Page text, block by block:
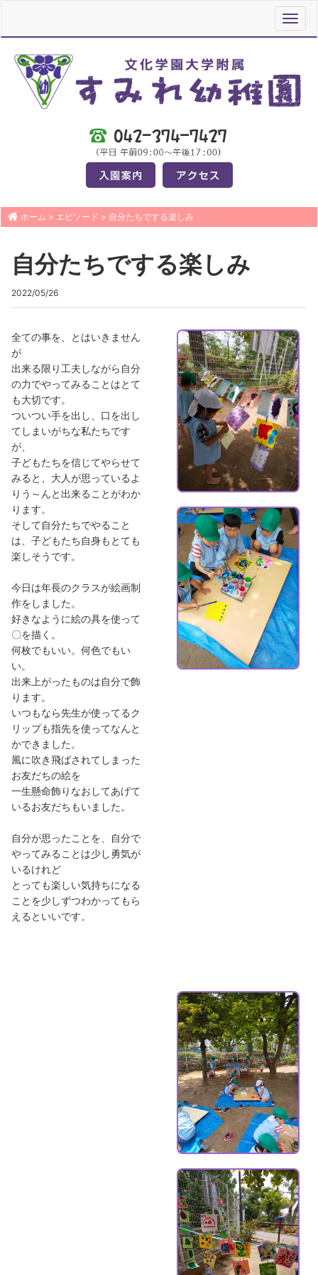
ホーム > エピソード > 自分たちでする楽しみ
自分たちでする楽しみ
2022/05/26
全ての事を、とはいきません
が
出来る限り工夫しながら自分
の力でやってみることはとて
も大切です。
ついつい手を出し、口を出し
てしまいがちな私たちです
が、
子どもたちを信じてやらせて
みると、大人が思っているよ
りう～んと出来ることがわか
ります。
そして自分たちでやること
は、子どもたち自身もとても
楽しそうです。
今日は年長のクラスが絵画制
作をしました。
好きなように絵の具を使って
〇を描く。
何枚でもいい。何色でもい
い。
出来上がったものは自分で飾
ります。
いつもなら先生が使ってるク
リップも指先を使ってなんと
かできました。
風に吹き飛ばされてしまった
お友だちの絵を
一生懸命飾りなおしてあげて
いるお友だちもいました。
自分が思ったことを、自分で
やってみることは少し勇気が
いるけれど
とっても楽しい気持ちになる
ことを少しずつわかってもら
えるといいです。